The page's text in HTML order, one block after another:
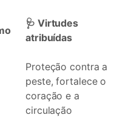
🩺 Virtudes
atribuídas
Proteção contra a
peste, fortalece o
coração e a
circulação